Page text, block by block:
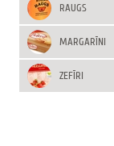
RAUGS
MARGARĪNI
ZEFĪRI